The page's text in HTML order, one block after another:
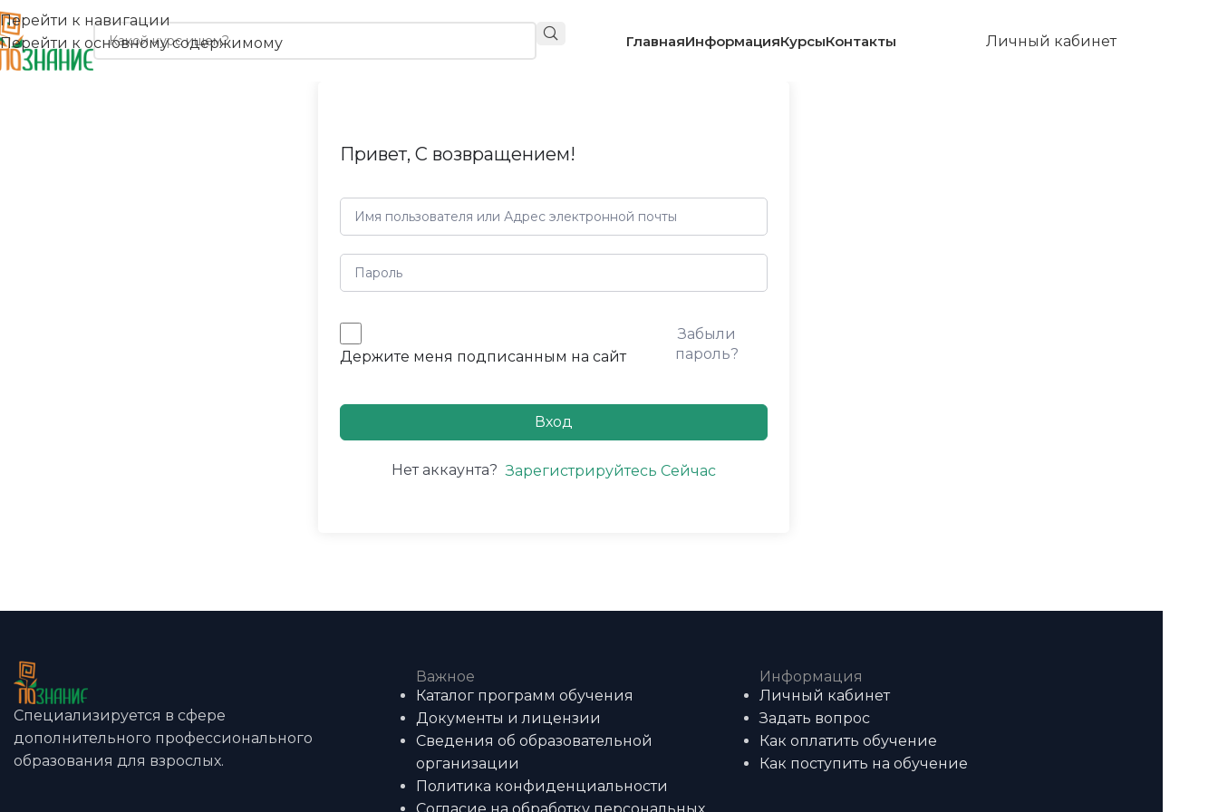
Перейти к навигации
Перейти к основному содержимому
ГлавнаяИнформацияКурсыКонтакты Личный кабинет
Привет, С возвращением!
Держите меня подписанным на сайт
Забыли
пароль?
Вход
Нет аккаунта? Зарегистрируйтесь Сейчас
Специализируется в сфере
дополнительного профессионального
образования для взрослых.
Важное
Каталог программ обучения
Документы и лицензии
Сведения об образовательной
организации
Политика конфиденциальности
Информация
Личный кабинет
Задать вопрос
Как оплатить обучение
Как поступить на обучение